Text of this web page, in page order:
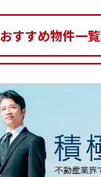
おすすめ物件一覧